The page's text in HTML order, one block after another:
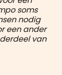
soms
nodig
een ander
van